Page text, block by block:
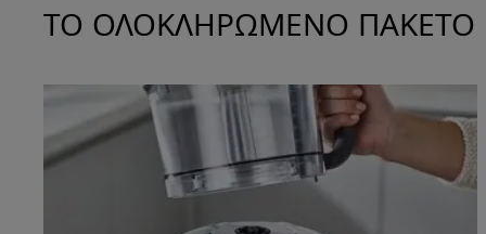
ΤΟ ΟΛΟΚΛΗΡΩΜΕΝΟ ΠΑΚΕΤΟ